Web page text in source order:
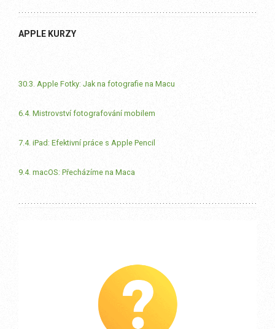
APPLE KURZY
30.3. Apple Fotky: Jak na fotografie na Macu
6.4. Mistrovství fotografování mobilem
7.4. iPad: Efektivní práce s Apple Pencil
9.4. macOS: Přecházíme na Maca